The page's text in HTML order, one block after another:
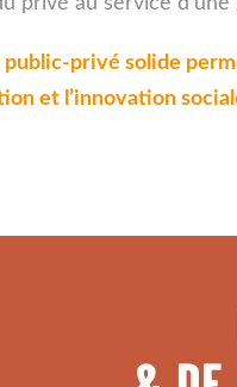
privé solide
et l’innovation